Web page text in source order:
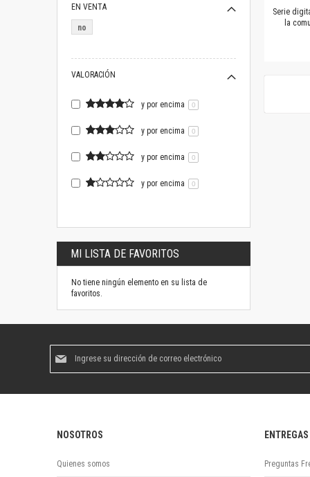
Serie
la
EN VENTA
no
VALORACIÓN
y por encima 0
y por encima 0
y por encima 0
y por encima 0
MI LISTA DE FAVORITOS
No tiene ningún elemento en su lista de
favoritos.
boletín
NOSOTROS
Quienes somos
ENTREGAS
Preguntas